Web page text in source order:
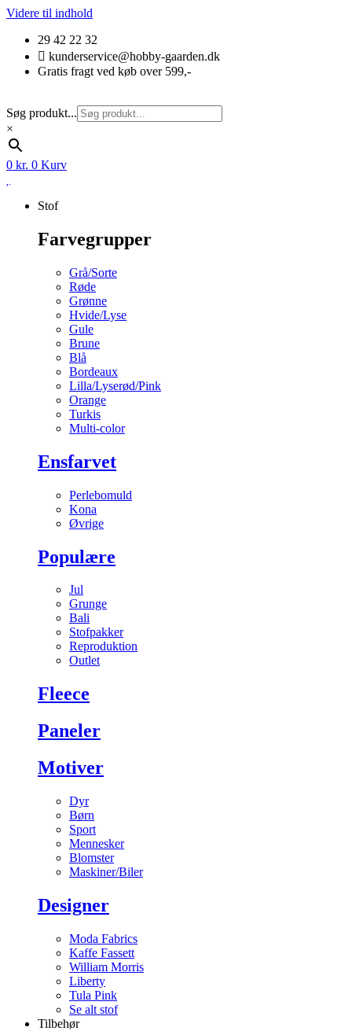
Videre til indhold
29 42 22 32
kunderservice@hobby-gaarden.dk
Gratis fragt ved køb over 599,-
Søg produkt...
×
0 kr. 0 Kurv
Stof
Farvegrupper
Grå/Sorte
Røde
Grønne
Hvide/Lyse
Gule
Brune
Blå
Bordeaux
Lilla/Lyserød/Pink
Orange
Turkis
Multi-color
Ensfarvet
Perlebomuld
Kona
Øvrige
Populære
Jul
Grunge
Bali
Stofpakker
Reproduktion
Outlet
Fleece
Paneler
Motiver
Dyr
Børn
Sport
Mennesker
Blomster
Maskiner/Biler
Designer
Moda Fabrics
Kaffe Fassett
William Morris
Liberty
Tula Pink
Se alt stof
Tilbehør